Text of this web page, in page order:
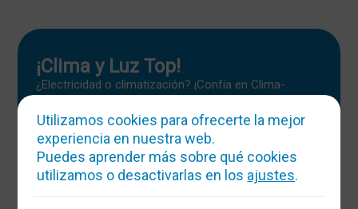
¡Clima y Luz Top!
¿Electricidad o climatización? ¡Confía en Clima-
Electric! Atendemos 24h, hacemos magia con la
temperatura y la energía. ¡Boletines y reformas sin
estrés!
Mas info
Utilizamos cookies para ofrecerte la mejor
experiencia en nuestra web.
Puedes aprender más sobre qué cookies
utilizamos o desactivarlas en los ajustes.